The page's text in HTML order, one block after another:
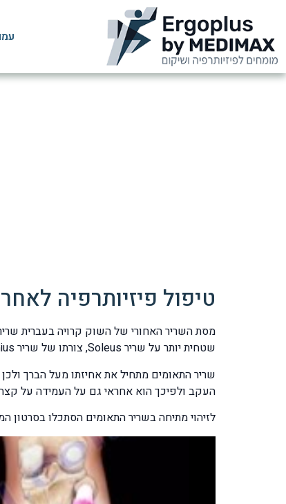
טיפול פיזיותרפיה
שטחית יותר על שריר Soleus, צורתו של שריר Gastrocnemius מזכירה זוג תאומים צמודים זה לזה.
העקב ולפיכך הוא אחראי גם על העמידה על
לזיהוי מתיחה בשריר התאומים הסתכלו